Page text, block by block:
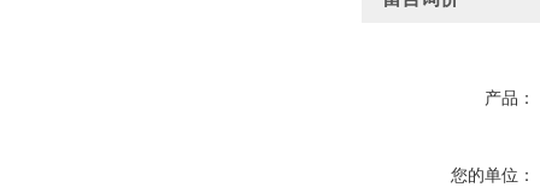
产品：
您的单位：